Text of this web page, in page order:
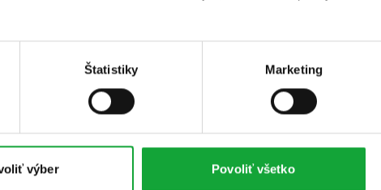
Štatistiky Marketing
výber Povoliť všetko